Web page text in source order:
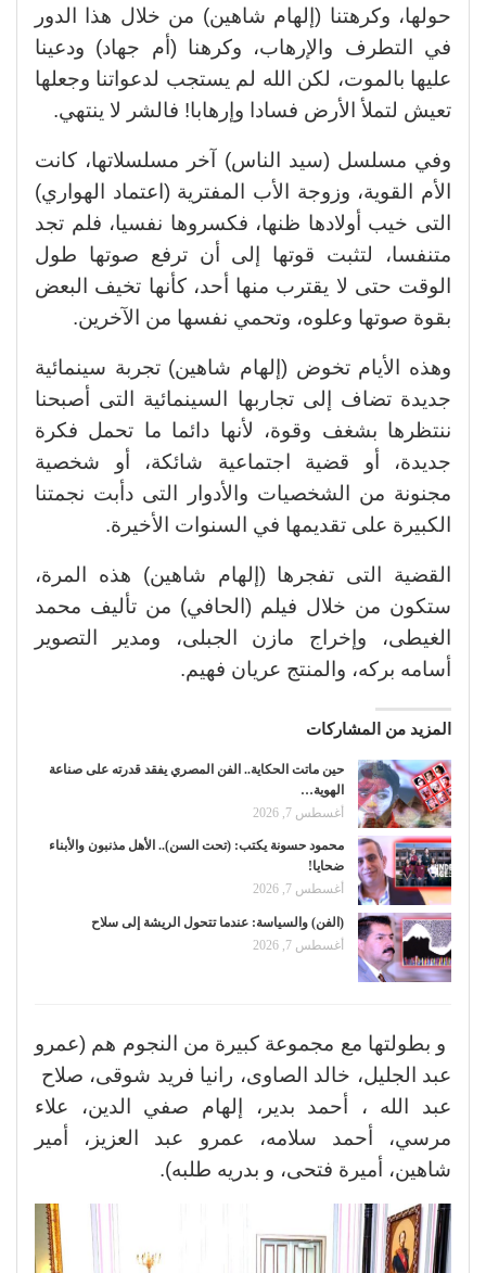
حولها، وكرهتنا (إلهام شاهين) من خلال هذا الدور
في التطرف والإرهاب، وكرهنا (أم جهاد) ودعينا
عليها بالموت، لكن الله لم يستجب لدعواتنا وجعلها
تعيش لتملأ الأرض فسادا وإرهابا! فالشر لا ينتهي.
وفي مسلسل (سيد الناس) آخر مسلسلاتها، كانت
الأم القوية، وزوجة الأب المفترية (اعتماد الهواري)
التى خيب أولادها ظنها، فكسروها نفسيا، فلم تجد
متنفسا، لتثبت قوتها إلى أن ترفع صوتها طول
الوقت حتى لا يقترب منها أحد، كأنها تخيف البعض
بقوة صوتها وعلوه، وتحمي نفسها من الآخرين.
وهذه الأيام تخوض (إلهام شاهين) تجربة سينمائية
جديدة تضاف إلى تجاربها السينمائية التى أصبحنا
ننتظرها بشغف وقوة، لأنها دائما ما تحمل فكرة
جديدة، أو قضية اجتماعية شائكة، أو شخصية
مجنونة من الشخصيات والأدوار التى دأبت نجمتنا
الكبيرة على تقديمها في السنوات الأخيرة.
القضية التى تفجرها (إلهام شاهين) هذه المرة،
ستكون من خلال فيلم (الحافي) من تأليف محمد
الغيطى، وإخراج مازن الجبلى، ومدير التصوير
أسامه بركه، والمنتج عريان فهيم.
المزيد من المشاركات
حين ماتت الحكاية.. الفن المصري يفقد قدرته على صناعة
الهوية…
أغسطس 7, 2026
محمود حسونة يكتب: (تحت السن).. الأهل مذنبون والأبناء
ضحايا!
أغسطس 7, 2026
(الفن) والسياسة: عندما تتحول الريشة إلى سلاح
أغسطس 7, 2026
و بطولتها مع مجموعة كبيرة من النجوم هم (عمرو
عبد الجليل، خالد الصاوى، رانيا فريد شوقى، صلاح
عبد الله ، أحمد بدير، إلهام صفي الدين، علاء
مرسي، أحمد سلامه، عمرو عبد العزيز، أمير
شاهين، أميرة فتحى، و بدريه طلبه).